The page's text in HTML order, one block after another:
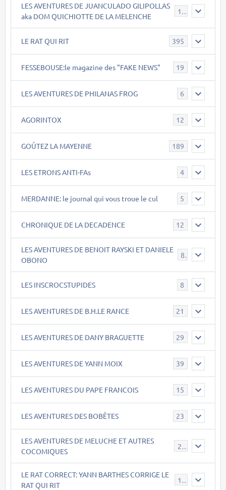
LES AVENTURES DE JUANCULADO GILIPOLLAS
aka DOM QUICHIOTTE DE LA MELENCHE
119
LE RAT QUI RIT 395
FESSEBOUSE:le magazine des "FAKE NEWS" 19
LES AVENTURES DE PHILANAS FROG 6
AGORINTOX 12
GOÛTEZ LA MAYENNE 189
LES ETRONS ANTI-FAs 4
MERDANNE: le journal qui vous troue le cul 5
CHRONIQUE DE LA DECADENCE 12
LES AVENTURES DE BENOIT RAYSKI ET DANIELE
OBONO
8
LES INSCROCSTUPIDES 8
LES AVENTURES DE B.H.LE RANCE 21
LES AVENTURES DE DANY BRAGUETTE 29
LES AVENTURES DE YANN MOIX 39
LES AVENTURES DU PAPE FRANCOIS 15
LES AVENTURES DES BOBÊTES 23
LES AVENTURES DE MELUCHE ET AUTRES
COCOMIQUES
22
LE RAT CORRECT: YANN BARTHES CORRIGE LE
RAT QUI RIT
15